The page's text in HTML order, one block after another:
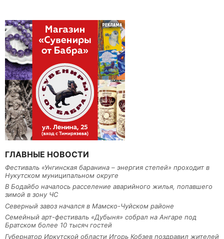
ГЛАВНЫЕ НОВОСТИ
Фестиваль «Унгинская баранина – энергия степей» проходит в
Нукутском муниципальном округе
В Бодайбо началось расселение аварийного жилья, попавшего
зимой в зону ЧС
Северный завоз начался в Мамско-Чуйском районе
Семейный арт-фестиваль «Дубыня» собрал на Ангаре под
Братском более 10 тысяч гостей
Губернатор Иркутской области Игорь Кобзев поздравил жителей